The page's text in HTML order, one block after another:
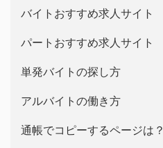
バイトおすすめ求人サイト
パートおすすめ求人サイト
単発バイトの探し方
アルバイトの働き方
通帳でコピーするページは？